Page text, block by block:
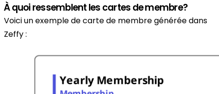
À quoi ressemblent les cartes de membre?
Voici un exemple de carte de membre générée dans
Zeffy :